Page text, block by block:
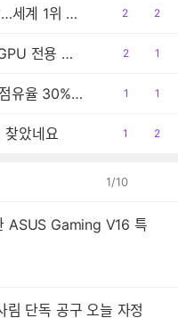
CXMT, DRAM 매출 716% 성장…세계 1위 기록
공
2
댓
2
SpaceX, AI 컴퓨팅에 NVIDIA GPU 전용 사용
공
2
댓1
CXMT, 2030년까지 D램 시장 점유율 30% 목표
공1
댓1
찾았네요
공1
댓
2
1/10
ASUS Gaming V16 특
단독 공구 오늘 자정